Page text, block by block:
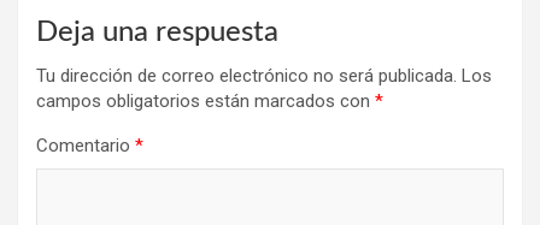
Deja una respuesta
Tu dirección de correo electrónico no será publicada. Los
campos obligatorios están marcados con *
Comentario *